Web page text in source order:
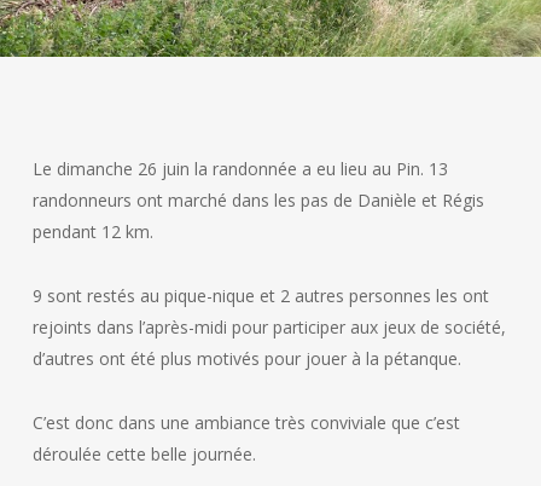
Le dimanche 26 juin la randonnée a eu lieu au Pin. 13
randonneurs ont marché dans les pas de Danièle et Régis
pendant 12 km.
9 sont restés au pique-nique et 2 autres personnes les ont
rejoints dans l’après-midi pour participer aux jeux de société,
d’autres ont été plus motivés pour jouer à la pétanque.
C’est donc dans une ambiance très conviviale que c’est
déroulée cette belle journée.